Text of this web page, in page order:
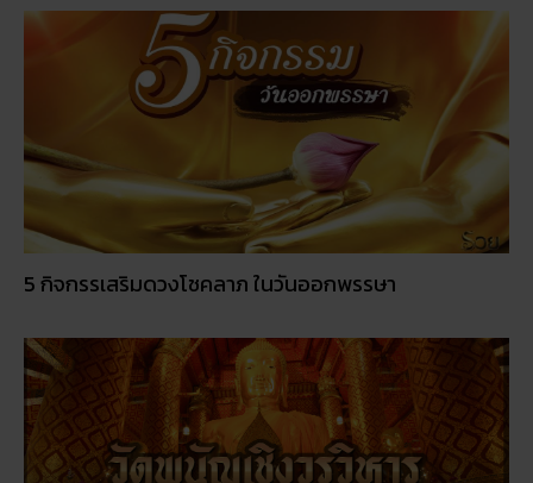
5 กิจกรรเสริมดวงโชคลาภ ในวันออกพรรษา